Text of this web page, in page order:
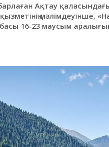
Ақтау
мәлімдеуінше,
16-23 маусым